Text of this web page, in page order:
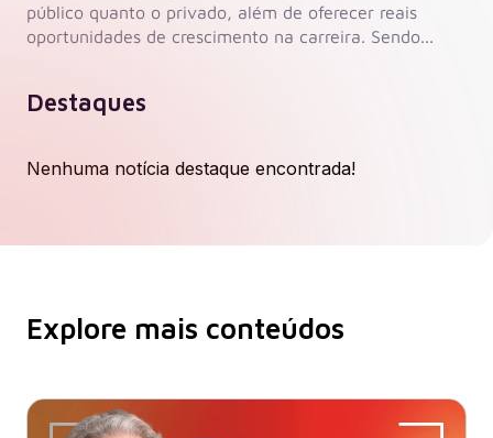
público quanto o privado, além de oferecer reais
oportunidades de crescimento na carreira. Sendo...
Destaques
Nenhuma notícia destaque encontrada!
Explore mais conteúdos​